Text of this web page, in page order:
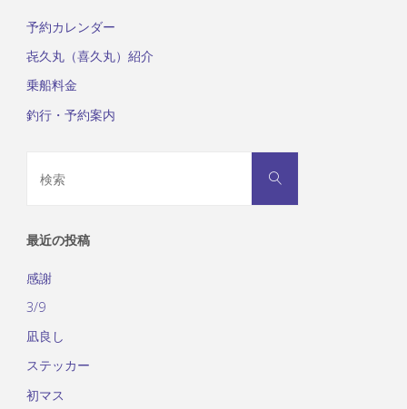
予約カレンダー
㐂久丸（喜久丸）紹介
乗船料金
釣行・予約案内
対
検
最近の投稿
感謝
3/9
凪良し
ステッカー
初マス